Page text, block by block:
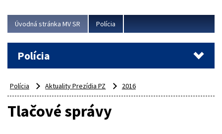
Úvodná stránka MV SR Polícia
Polícia
Polícia Aktuality Prezídia PZ 2016
Tlačové správy